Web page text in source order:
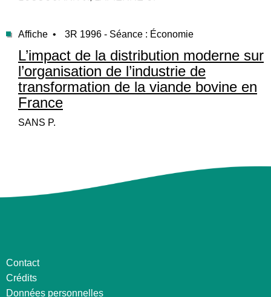
Affiche • 3R 1996 - Séance : Économie
L’impact de la distribution moderne sur
l’organisation de l’industrie de
transformation de la viande bovine en
France
SANS P.
Contact
Crédits
Données personnelles